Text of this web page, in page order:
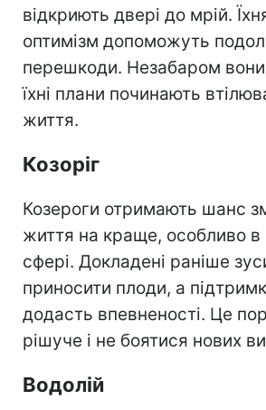
відкриють двері до мрій.
оптимізм допоможуть
перешкоди. Незабаром вони
їхні плани починають
життя.
Козоріг
Козероги отримають шанс
життя на краще, особливо в
сфері. Докладені раніше
приносити плоди, а
додасть впевненості. Це
рішуче і не боятися нових
Водолій